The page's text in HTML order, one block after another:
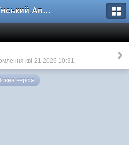
Український Автоклуб ВАЗ
кві 21 2026 10:31
версія